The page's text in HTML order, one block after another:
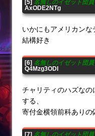
[5] 名無しのイゼット団員
AxODE2NTg
いかにもアメリカン
結構好き
[6] 名無しのイゼット団員
Q4Mzg3ODI
チャリティのハズな
する、
寄付金横領前科ありの